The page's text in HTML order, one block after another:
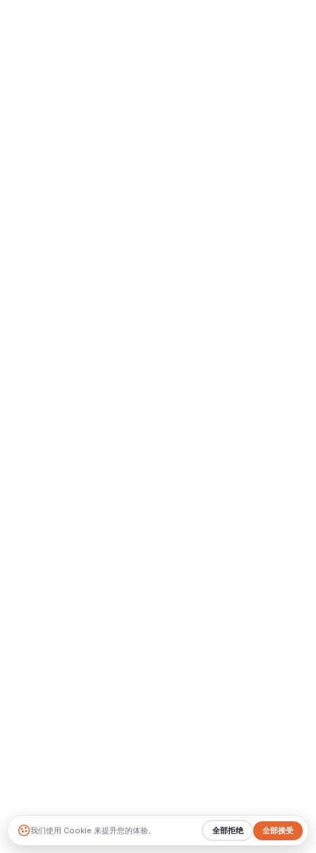
我们使用 Cookie 来提升您的体验。 全部接受
全部拒绝